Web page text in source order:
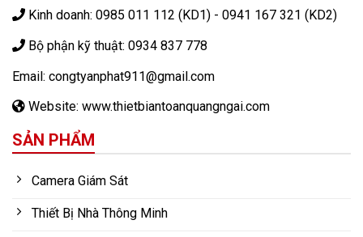
Kinh doanh: 0985 011 112 (KD1) - 0941 167 321 (KD2)
Bộ phận kỹ thuật: 0934 837 778
Email: congtyanphat911@gmail.com
Website: www.thietbiantoanquangngai.com
SẢN PHẨM
Camera Giám Sát
Thiết Bị Nhà Thông Minh